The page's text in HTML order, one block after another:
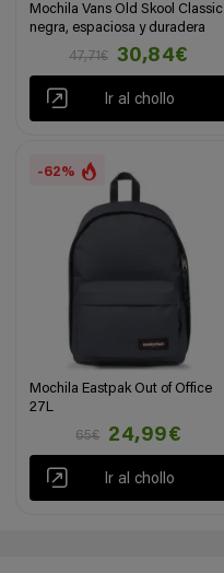
Mochila Vans Old Skool Classic
negra, espaciosa y duradera
47,71€
30,84€
Ir al chollo
-62%
Mochila Eastpak Out of Office
27L
65€
24,99€
Ir al chollo